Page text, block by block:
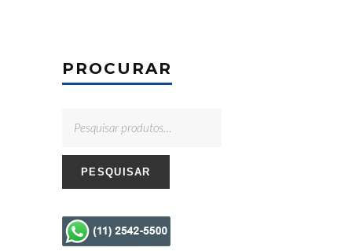
PROCURAR
PESQUISAR